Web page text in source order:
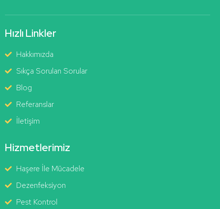
Hızlı Linkler
Hakkımızda
Sıkça Sorulan Sorular
Blog
Referanslar
İletişim
Hizmetlerimiz
Haşere İle Mücadele
Dezenfeksiyon
Pest Kontrol